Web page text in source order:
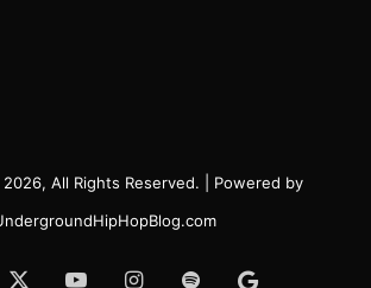
All Rights Reserved. | Powered by
YouTubeInstagram
SpotifyGoogle